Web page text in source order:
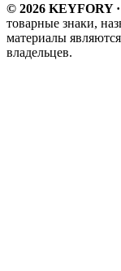
© 2026 KEYFORY
товарные знаки,
материалы
владельцев.